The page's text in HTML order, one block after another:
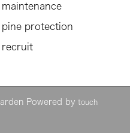
maintenance
pine protection
recruit
Powered by touch